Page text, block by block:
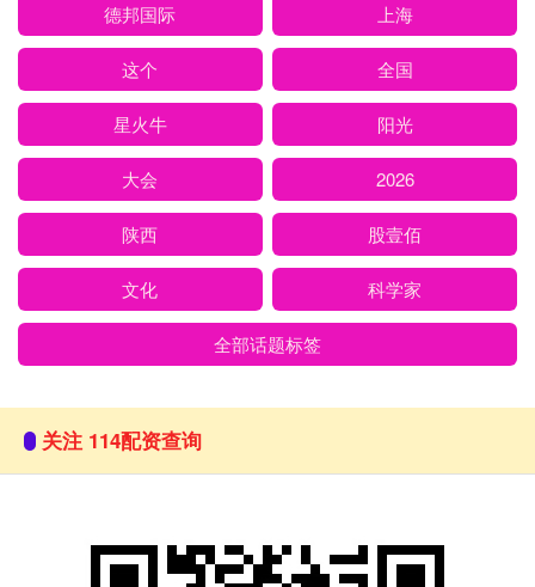
德邦国际 上海
这个 全国
星火牛 阳光
大会 2026
陕西 股壹佰
文化 科学家
全部话题标签
关注 114配资查询